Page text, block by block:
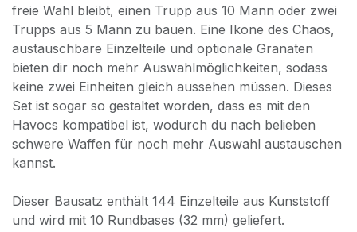
freie Wahl bleibt, einen Trupp aus 10 Mann oder zwei
Trupps aus 5 Mann zu bauen. Eine Ikone des Chaos,
austauschbare Einzelteile und optionale Granaten
bieten dir noch mehr Auswahlmöglichkeiten, sodass
keine zwei Einheiten gleich aussehen müssen. Dieses
Set ist sogar so gestaltet worden, dass es mit den
Havocs kompatibel ist, wodurch du nach belieben
schwere Waffen für noch mehr Auswahl austauschen
kannst.
Dieser Bausatz enthält 144 Einzelteile aus Kunststoff
und wird mit 10 Rundbases (32 mm) geliefert.